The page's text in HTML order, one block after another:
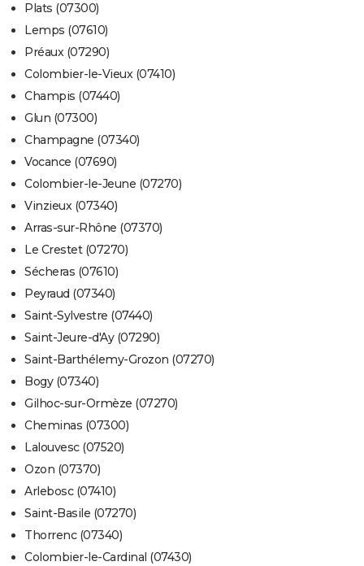
Plats (07300)
Lemps (07610)
Préaux (07290)
Colombier-le-Vieux (07410)
Champis (07440)
Glun (07300)
Champagne (07340)
Vocance (07690)
Colombier-le-Jeune (07270)
Vinzieux (07340)
Arras-sur-Rhône (07370)
Le Crestet (07270)
Sécheras (07610)
Peyraud (07340)
Saint-Sylvestre (07440)
Saint-Jeure-d'Ay (07290)
Saint-Barthélemy-Grozon (07270)
Bogy (07340)
Gilhoc-sur-Ormèze (07270)
Cheminas (07300)
Lalouvesc (07520)
Ozon (07370)
Arlebosc (07410)
Saint-Basile (07270)
Thorrenc (07340)
Colombier-le-Cardinal (07430)